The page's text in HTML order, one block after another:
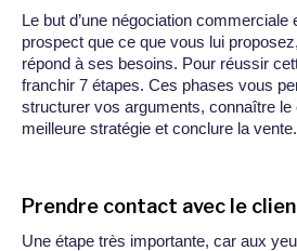
Le but d’une négociation
prospect que ce que vous lui
répond à ses besoins. Pour réussir
franchir 7 étapes. Ces phases vous
structurer vos arguments, connaître le
meilleure stratégie et conclure la vente.
Prendre contact avec le
Une étape très importante, car aux